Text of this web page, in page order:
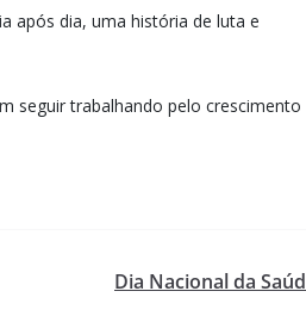
após dia, uma história de luta e
seguir trabalhando pelo crescimento
Dia Nacional da